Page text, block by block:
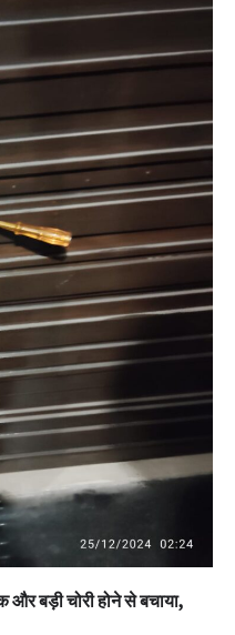
बड़ी चोरी होने से बचाया,